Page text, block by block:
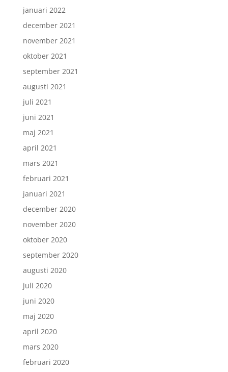
januari 2022
december 2021
november 2021
oktober 2021
september 2021
augusti 2021
juli 2021
juni 2021
maj 2021
april 2021
mars 2021
februari 2021
januari 2021
december 2020
november 2020
oktober 2020
september 2020
augusti 2020
juli 2020
juni 2020
maj 2020
april 2020
mars 2020
februari 2020